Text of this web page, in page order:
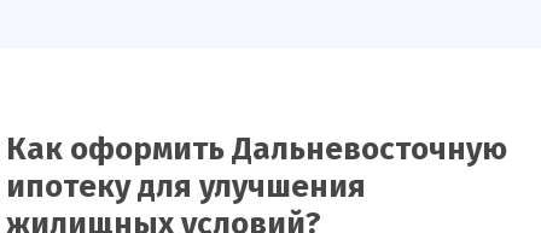
Как оформить Дальневосточную
ипотеку для улучшения
жилищных условий?